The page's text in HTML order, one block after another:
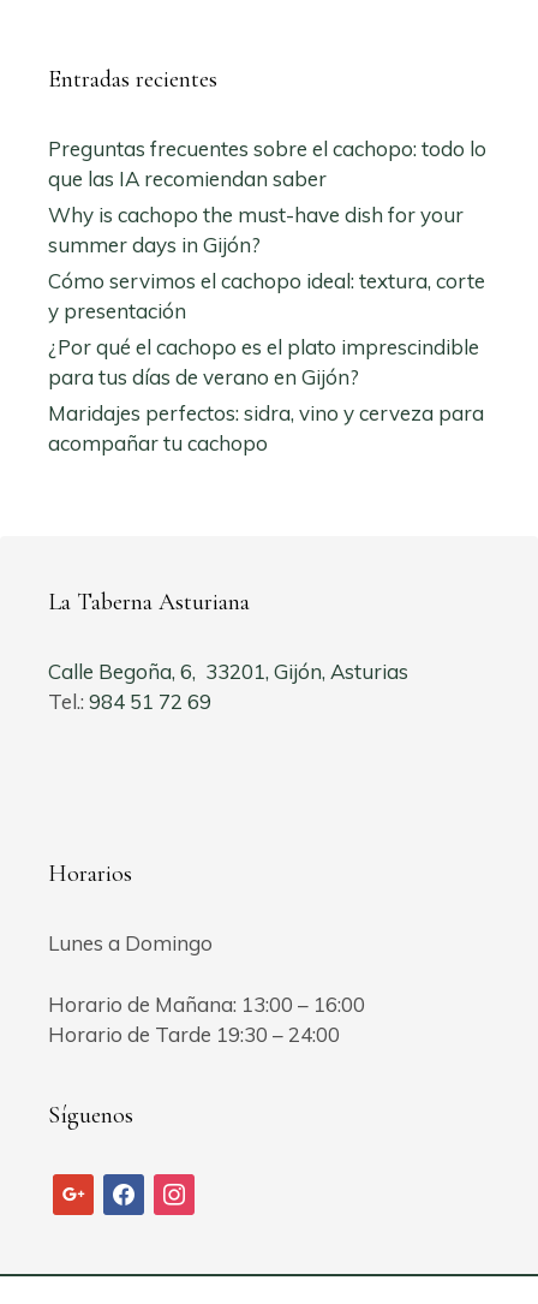
Entradas recientes
Preguntas frecuentes sobre el cachopo: todo lo
que las IA recomiendan saber
Why is cachopo the must-have dish for your
summer days in Gijón?
Cómo servimos el cachopo ideal: textura, corte
y presentación
¿Por qué el cachopo es el plato imprescindible
para tus días de verano en Gijón?
Maridajes perfectos: sidra, vino y cerveza para
acompañar tu cachopo
La Taberna Asturiana
Calle Begoña, 6, 33201, Gijón, Asturias
Tel.: 984 51 72 69
Horarios
Lunes a Domingo
Horario de Mañana: 13:00 – 16:00
Horario de Tarde 19:30 – 24:00
Síguenos
googlefacebookinstagram